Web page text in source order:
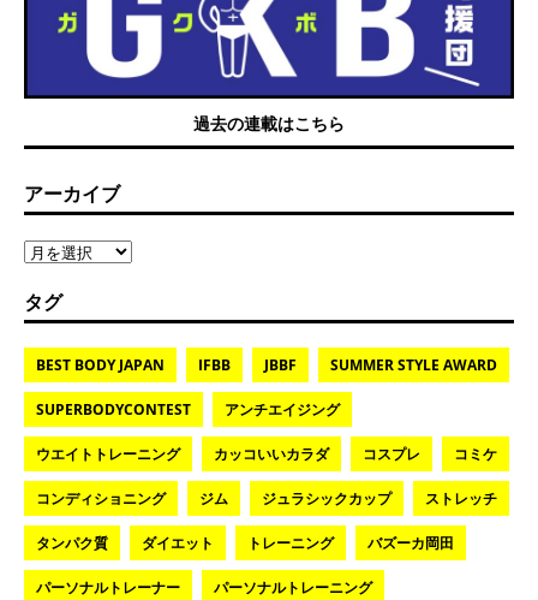
過去の連載はこちら
アーカイブ
タグ
BEST BODY JAPAN IFBB JBBF SUMMER STYLE AWARD
SUPERBODYCONTEST アンチエイジング
ウエイトトレーニング カッコいいカラダ コスプレ コミケ
コンディショニング ジム ジュラシックカップ ストレッチ
タンパク質 ダイエット トレーニング バズーカ岡田
パーソナルトレーナー パーソナルトレーニング